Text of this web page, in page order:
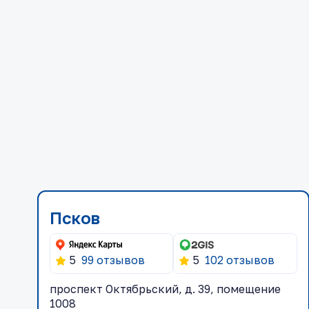
Псков
5 99 отзывов 5 102 отзывов
проспект Октябрьский, д. 39, помещение
1008